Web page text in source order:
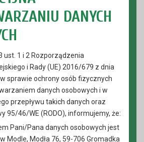
DANYCH
ust. 1 i 2 Rozporządzenia
i Rady (UE) 2016/679 z dnia
sprawie ochrony osób fizycznych
danych osobowych i w
przepływu takich danych oraz
95/46/WE (RODO), informujemy, że:
Pani/Pana danych osobowych jest
Modle, Modła 76, 59-706 Gromadka